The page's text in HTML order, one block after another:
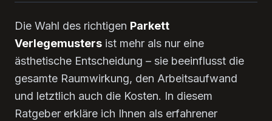
Die Wahl des richtigen Parkett
Verlegemusters ist mehr als nur eine
ästhetische Entscheidung – sie beeinflusst die
gesamte Raumwirkung, den Arbeitsaufwand
und letztlich auch die Kosten. In diesem
Ratgeber erkläre ich Ihnen als erfahrener